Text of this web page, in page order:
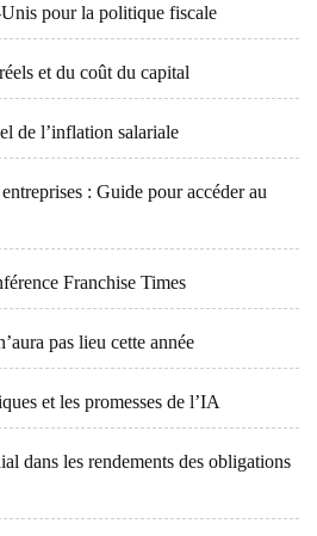
pour la politique fiscale
et du coût du capital
de l’inflation salariale
: Guide pour accéder au
Franchise Times
pas lieu cette année
et les promesses de l’IA
dans les rendements des obligations